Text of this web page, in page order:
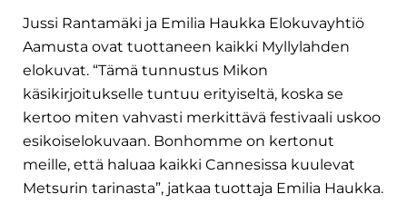
Jussi Rantamäki ja Emilia Haukka Elokuvayhtiö
Aamusta ovat tuottaneen kaikki Myllylahden
elokuvat. “Tämä tunnustus Mikon
käsikirjoitukselle tuntuu erityiseltä, koska se
kertoo miten vahvasti merkittävä festivaali uskoo
esikoiselokuvaan. Bonhomme on kertonut
meille, että haluaa kaikki Cannesissa kuulevat
Metsurin tarinasta”, jatkaa tuottaja Emilia Haukka.